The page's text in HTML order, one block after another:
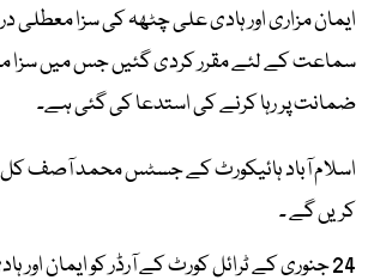
ایمان مزاری اور ہادی علی چٹھہ کی سزا معطلی
سماعت کے لئے مقرر کردی گئیں جس میں سزا
ضمانت پر رہا کرنے کی استدعا کی گئی ہے۔
اسلام آباد ہائیکورٹ کے جسٹس محمد آصف کل
کریں گے ۔
24 جنوری کے ٹرائل کورٹ کے آرڈر کو ایمان اور